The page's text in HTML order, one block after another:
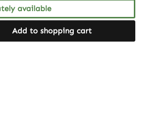
available
Add to shopping cart